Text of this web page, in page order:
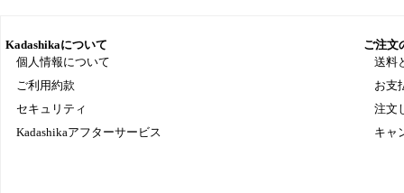
Kadashikaについて
個人情報について
ご利用約款
セキュリティ
Kadashikaアフターサービス
ご注文
送料
お支
注文
キャ